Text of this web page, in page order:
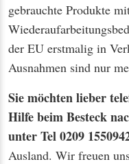
gebrauchte Produkte
der EU erstmalig in
Ausnahmen sind nur
Sie möchten lieber
Hilfe beim Besteck
unter Tel 0209
Ausland. Wir freuen